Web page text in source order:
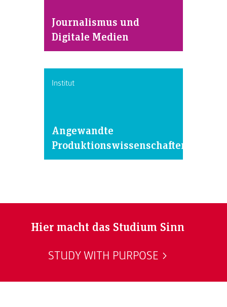
Journalismus und
Digitale Medien
Institut
Angewandte
Produktionswissenschaften
Hier macht das Studium Sinn
STUDY WITH PURPOSE